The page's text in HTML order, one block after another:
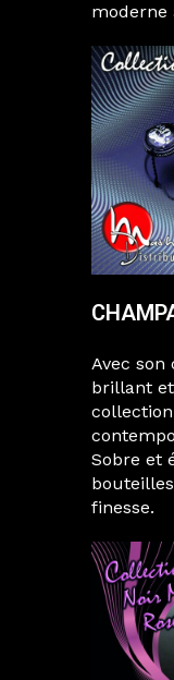
moderne
Avec
brillant
Sobre et
finesse.